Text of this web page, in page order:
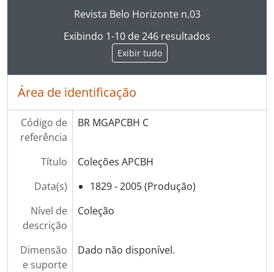
Ao clicar no link deste título da descrição a
Revista Belo Horizonte n.03
Exibindo 1-10 de 246 resultados
Exibir tudo
Área de identificação
Código de
referência
BR MGAPCBH C
Título
Coleções APCBH
Data(s)
1829 - 2005 (Produção)
Nível de
descrição
Coleção
Dimensão
e suporte
Dado não disponível.